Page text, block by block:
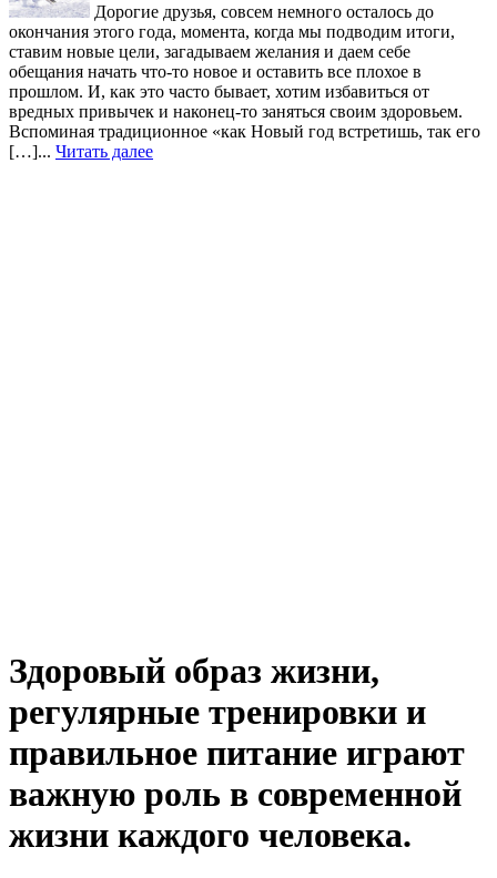
Дорогие друзья, совсем немного осталось до
окончания этого года, момента, когда мы подводим итоги,
ставим новые цели, загадываем желания и даем себе
обещания начать что-то новое и оставить все плохое в
прошлом. И, как это часто бывает, хотим избавиться от
вредных привычек и наконец-то заняться своим здоровьем.
Вспоминая традиционное «как Новый год встретишь, так его
[…]... Читать далее
Здоровый образ жизни,
регулярные тренировки и
правильное питание играют
важную роль в современной
жизни каждого человека.